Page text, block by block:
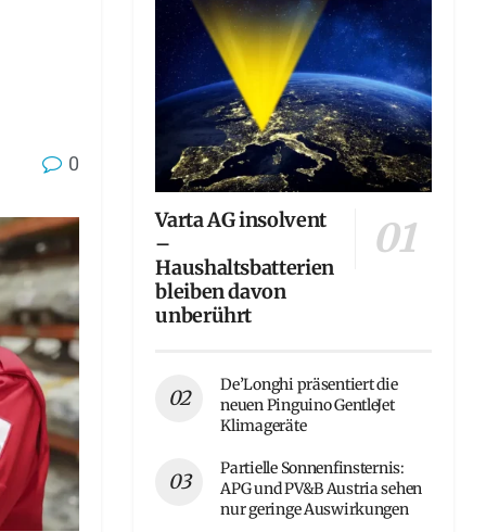
0
Varta AG insolvent
–
Haushaltsbatterien
bleiben davon
unberührt
De’Longhi präsentiert die
neuen Pinguino GentleJet
Klimageräte
Partielle Sonnenfinsternis:
APG und PV&B Austria sehen
nur geringe Auswirkungen